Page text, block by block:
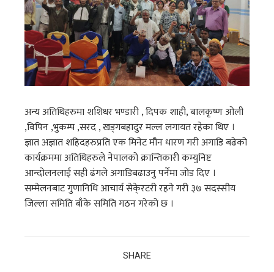
अन्य अतिथिहरुमा शशिधर भण्डारी , दिपक शाही, बालकृष्ण ओली
,विपिन ,भुकम्प ,सरद , खड्गबहादुर मल्ल लगायत रहेका थिए ।
ज्ञात अज्ञात शहिदहरुप्रति एक मिनेट मौन धारण गरी अगाडि बढेको
कार्यक्रममा अतिथिहरुले नेपालको क्रान्तिकारी कम्युनिष्ट
आन्दोलनलाई सही ढंगले अगाडिबढाउनु पर्नेमा जोड दिए ।
सम्मेलनबाट गुणानिधि आचार्य सेके्रटरी रहने गरी ३७ सदस्सीय
जिल्ला समिति बाँके समिति गठन गरेको छ ।
SHARE